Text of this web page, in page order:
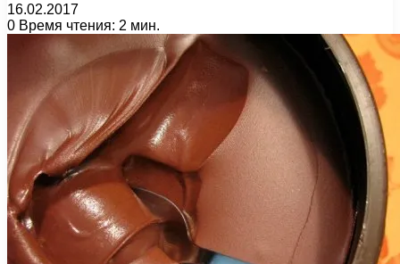
16.02.2017
0 Время чтения: 2 мин.